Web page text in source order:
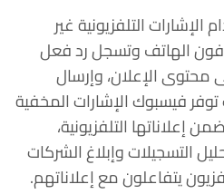
التلفزيونية غير
الهاتف وتسجل رد فعل
الإعلان، وإرسال
فيسبوك الإشارات المخفية
التلفزيونية،
التسجيلات وإبلاغ الشركات
يتفاعلون مع إعلاناتهم.